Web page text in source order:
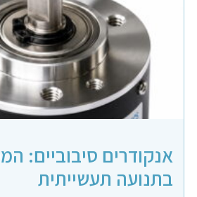
אנקודרים סיבוביים:
בתנועה תעשייתית